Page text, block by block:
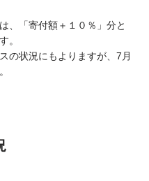
、「寄付額＋１０％」分と
。
の状況にもよりますが、7月